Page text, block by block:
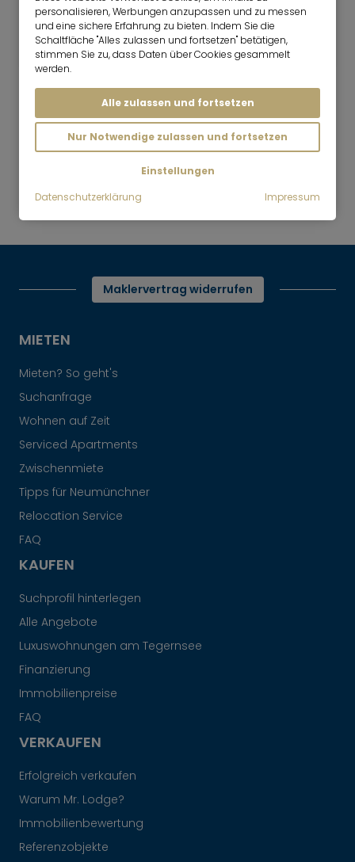
1 Zimmer
31 m²
München-Milbertshofen
€/Monat
Mr. Lodge | Suchen.Finden.Leben.
Olympiadorf: Moderne 1-Zi-Whg mit
nach oben
Maklervertrag widerrufen
MIETEN
Mieten? So geht's
Suchanfrage
Wohnen auf Zeit
Serviced Apartments
Zwischenmiete
Tipps für Neumünchner
Relocation Service
FAQ
KAUFEN
Suchprofil hinterlegen
Alle Angebote
Luxuswohnungen am Tegernsee
Finanzierung
Immobilienpreise
FAQ
VERKAUFEN
Erfolgreich verkaufen
Warum Mr. Lodge?
Immobilienbewertung
Referenzobjekte
personalisieren, Werbungen anzupassen und zu messen
und eine sichere Erfahrung zu bieten. Indem Sie die
Schaltfläche "Alles zulassen und fortsetzen" betätigen,
stimmen Sie zu, dass Daten über Cookies gesammelt
werden.
Alle zulassen und fortsetzen
Nur Notwendige zulassen und fortsetzen
Einstellungen
Datenschutzerklärung
Impressum